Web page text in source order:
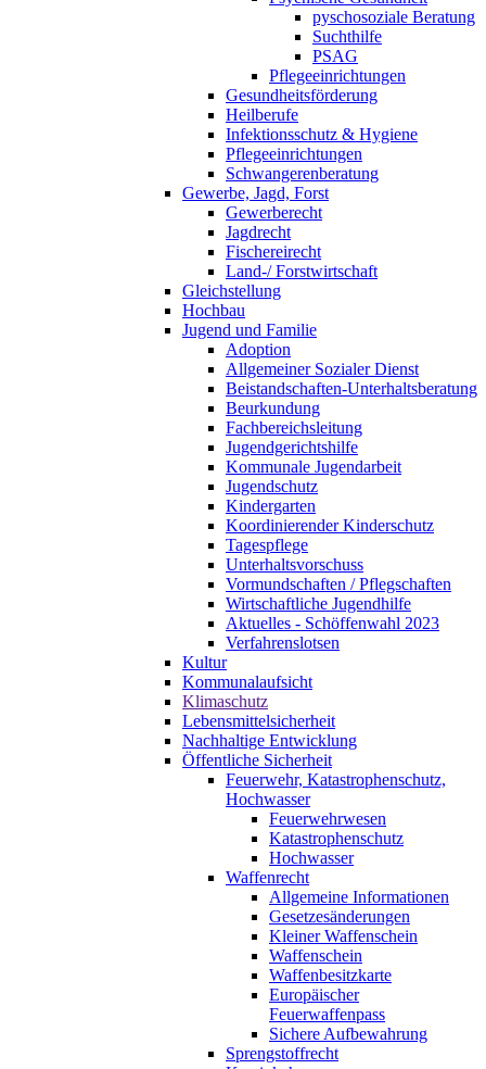
pyschosoziale Beratung
Suchthilfe
PSAG
Pflegeeinrichtungen
Gesundheitsförderung
Heilberufe
Infektionsschutz & Hygiene
Pflegeeinrichtungen
Schwangerenberatung
Gewerbe, Jagd, Forst
Gewerberecht
Jagdrecht
Fischereirecht
Land-/ Forstwirtschaft
Gleichstellung
Hochbau
Jugend und Familie
Adoption
Allgemeiner Sozialer Dienst
Beistandschaften-Unterhaltsberatung
Beurkundung
Fachbereichsleitung
Jugendgerichtshilfe
Kommunale Jugendarbeit
Jugendschutz
Kindergarten
Koordinierender Kinderschutz
Tagespflege
Unterhaltsvorschuss
Vormundschaften / Pflegschaften
Wirtschaftliche Jugendhilfe
Aktuelles - Schöffenwahl 2023
Verfahrenslotsen
Kultur
Kommunalaufsicht
Klimaschutz
Lebensmittelsicherheit
Nachhaltige Entwicklung
Öffentliche Sicherheit
Feuerwehr, Katastrophenschutz,
Hochwasser
Feuerwehrwesen
Katastrophenschutz
Hochwasser
Waffenrecht
Allgemeine Informationen
Gesetzesänderungen
Kleiner Waffenschein
Waffenschein
Waffenbesitzkarte
Europäischer
Feuerwaffenpass
Sichere Aufbewahrung
Sprengstoffrecht